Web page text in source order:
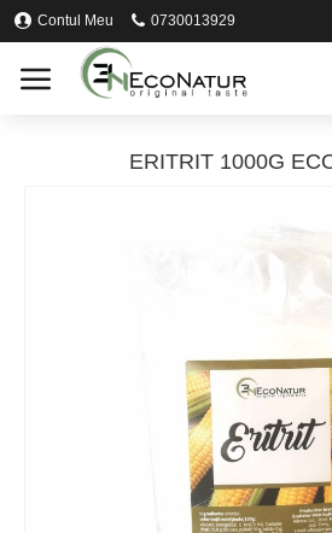
Contul Meu 0730013929
ERITRIT 1000G